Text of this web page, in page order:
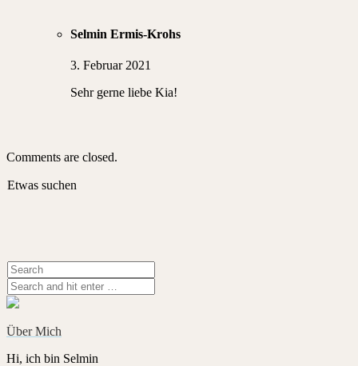
Selmin Ermis-Krohs
3. Februar 2021
Sehr gerne liebe Kia!
Comments are closed.
Etwas suchen
Über Mich
Hi, ich bin Selmin